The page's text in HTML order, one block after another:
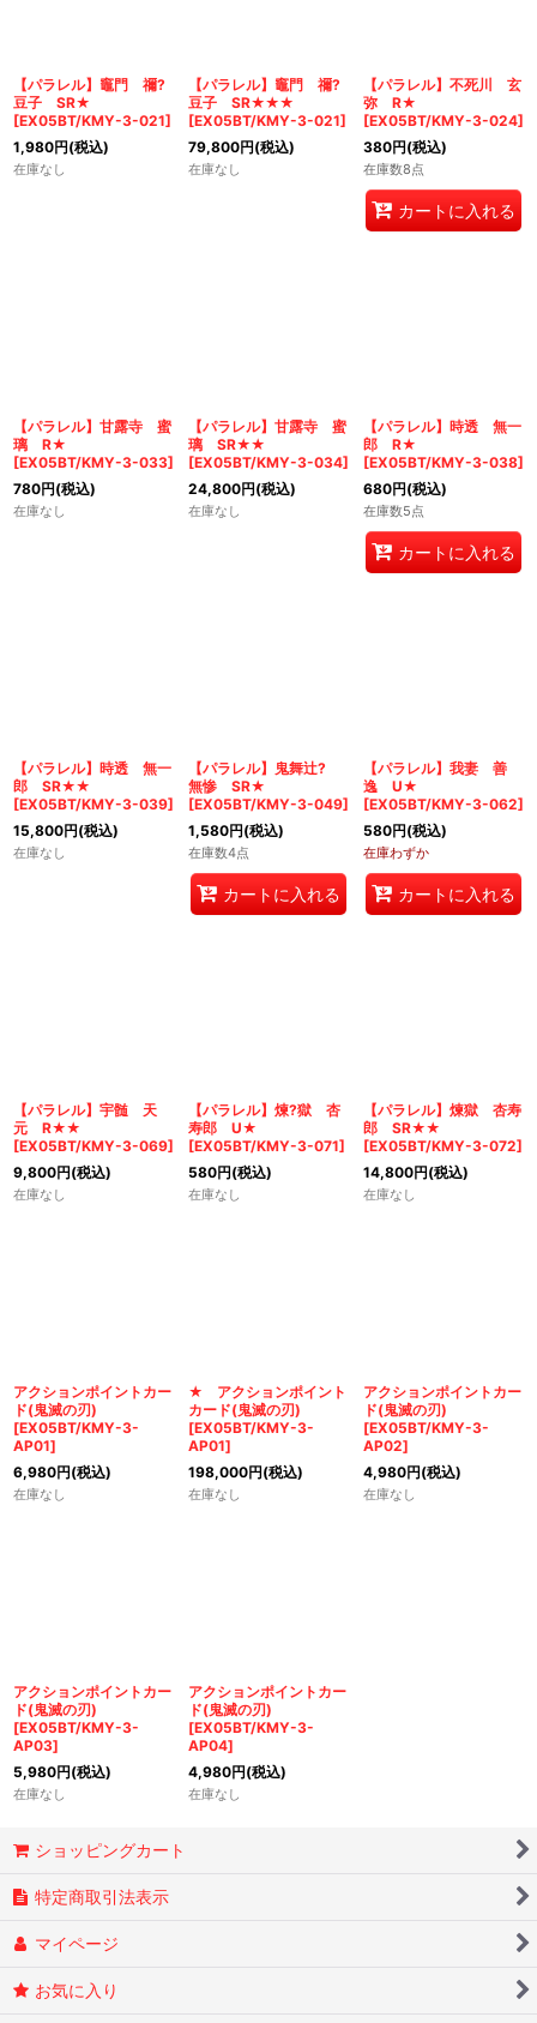
【パラレル】竈門 禰?
豆子 SR★
[EX05BT/KMY-3-021]
1,980円(税込)
在庫なし
【パラレル】竈門 禰?
豆子 SR★★★
[EX05BT/KMY-3-021]
79,800円(税込)
在庫なし
【パラレル】不死川 玄
弥 R★
[EX05BT/KMY-3-024]
380円(税込)
在庫数8点
カートに入れる
【パラレル】甘露寺 蜜
璃 R★
[EX05BT/KMY-3-033]
780円(税込)
在庫なし
【パラレル】甘露寺 蜜
璃 SR★★
[EX05BT/KMY-3-034]
24,800円(税込)
在庫なし
【パラレル】時透 無一
郎 R★
[EX05BT/KMY-3-038]
680円(税込)
在庫数5点
カートに入れる
【パラレル】時透 無一
郎 SR★★
[EX05BT/KMY-3-039]
15,800円(税込)
在庫なし
【パラレル】鬼舞辻?
無惨 SR★
[EX05BT/KMY-3-049]
1,580円(税込)
在庫数4点
カートに入れる
【パラレル】我妻 善
逸 U★
[EX05BT/KMY-3-062]
580円(税込)
在庫わずか
カートに入れる
【パラレル】宇髄 天
元 R★★
[EX05BT/KMY-3-069]
9,800円(税込)
在庫なし
【パラレル】煉?獄 杏
寿郎 U★
[EX05BT/KMY-3-071]
580円(税込)
在庫なし
【パラレル】煉獄 杏寿
郎 SR★★
[EX05BT/KMY-3-072]
14,800円(税込)
在庫なし
アクションポイントカー
ド(鬼滅の刃)
[EX05BT/KMY-3-
AP01]
6,980円(税込)
在庫なし
★ アクションポイント
カード(鬼滅の刃)
[EX05BT/KMY-3-
AP01]
198,000円(税込)
在庫なし
アクションポイントカー
ド(鬼滅の刃)
[EX05BT/KMY-3-
AP02]
4,980円(税込)
在庫なし
アクションポイントカー
ド(鬼滅の刃)
[EX05BT/KMY-3-
AP03]
5,980円(税込)
在庫なし
アクションポイントカー
ド(鬼滅の刃)
[EX05BT/KMY-3-
AP04]
4,980円(税込)
在庫なし
ショッピングカート
特定商取引法表示
マイページ
お気に入り